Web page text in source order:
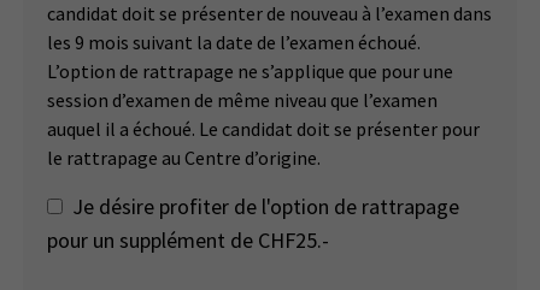
candidat doit se présenter de nouveau à l’examen dans
les 9 mois suivant la date de l’examen échoué.
L’option de rattrapage ne s’applique que pour une
session d’examen de même niveau que l’examen
auquel il a échoué. Le candidat doit se présenter pour
le rattrapage au Centre d’origine.
Je désire profiter de l'option de rattrapage
pour un supplément de CHF25.-